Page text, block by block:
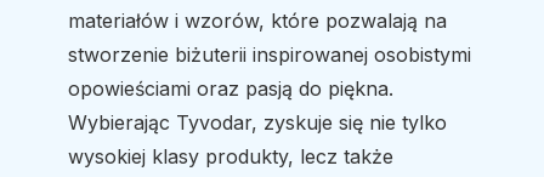
materiałów i wzorów, które pozwalają na
stworzenie biżuterii inspirowanej osobistymi
opowieściami oraz pasją do piękna.
Wybierając Tyvodar, zyskuje się nie tylko
wysokiej klasy produkty, lecz także